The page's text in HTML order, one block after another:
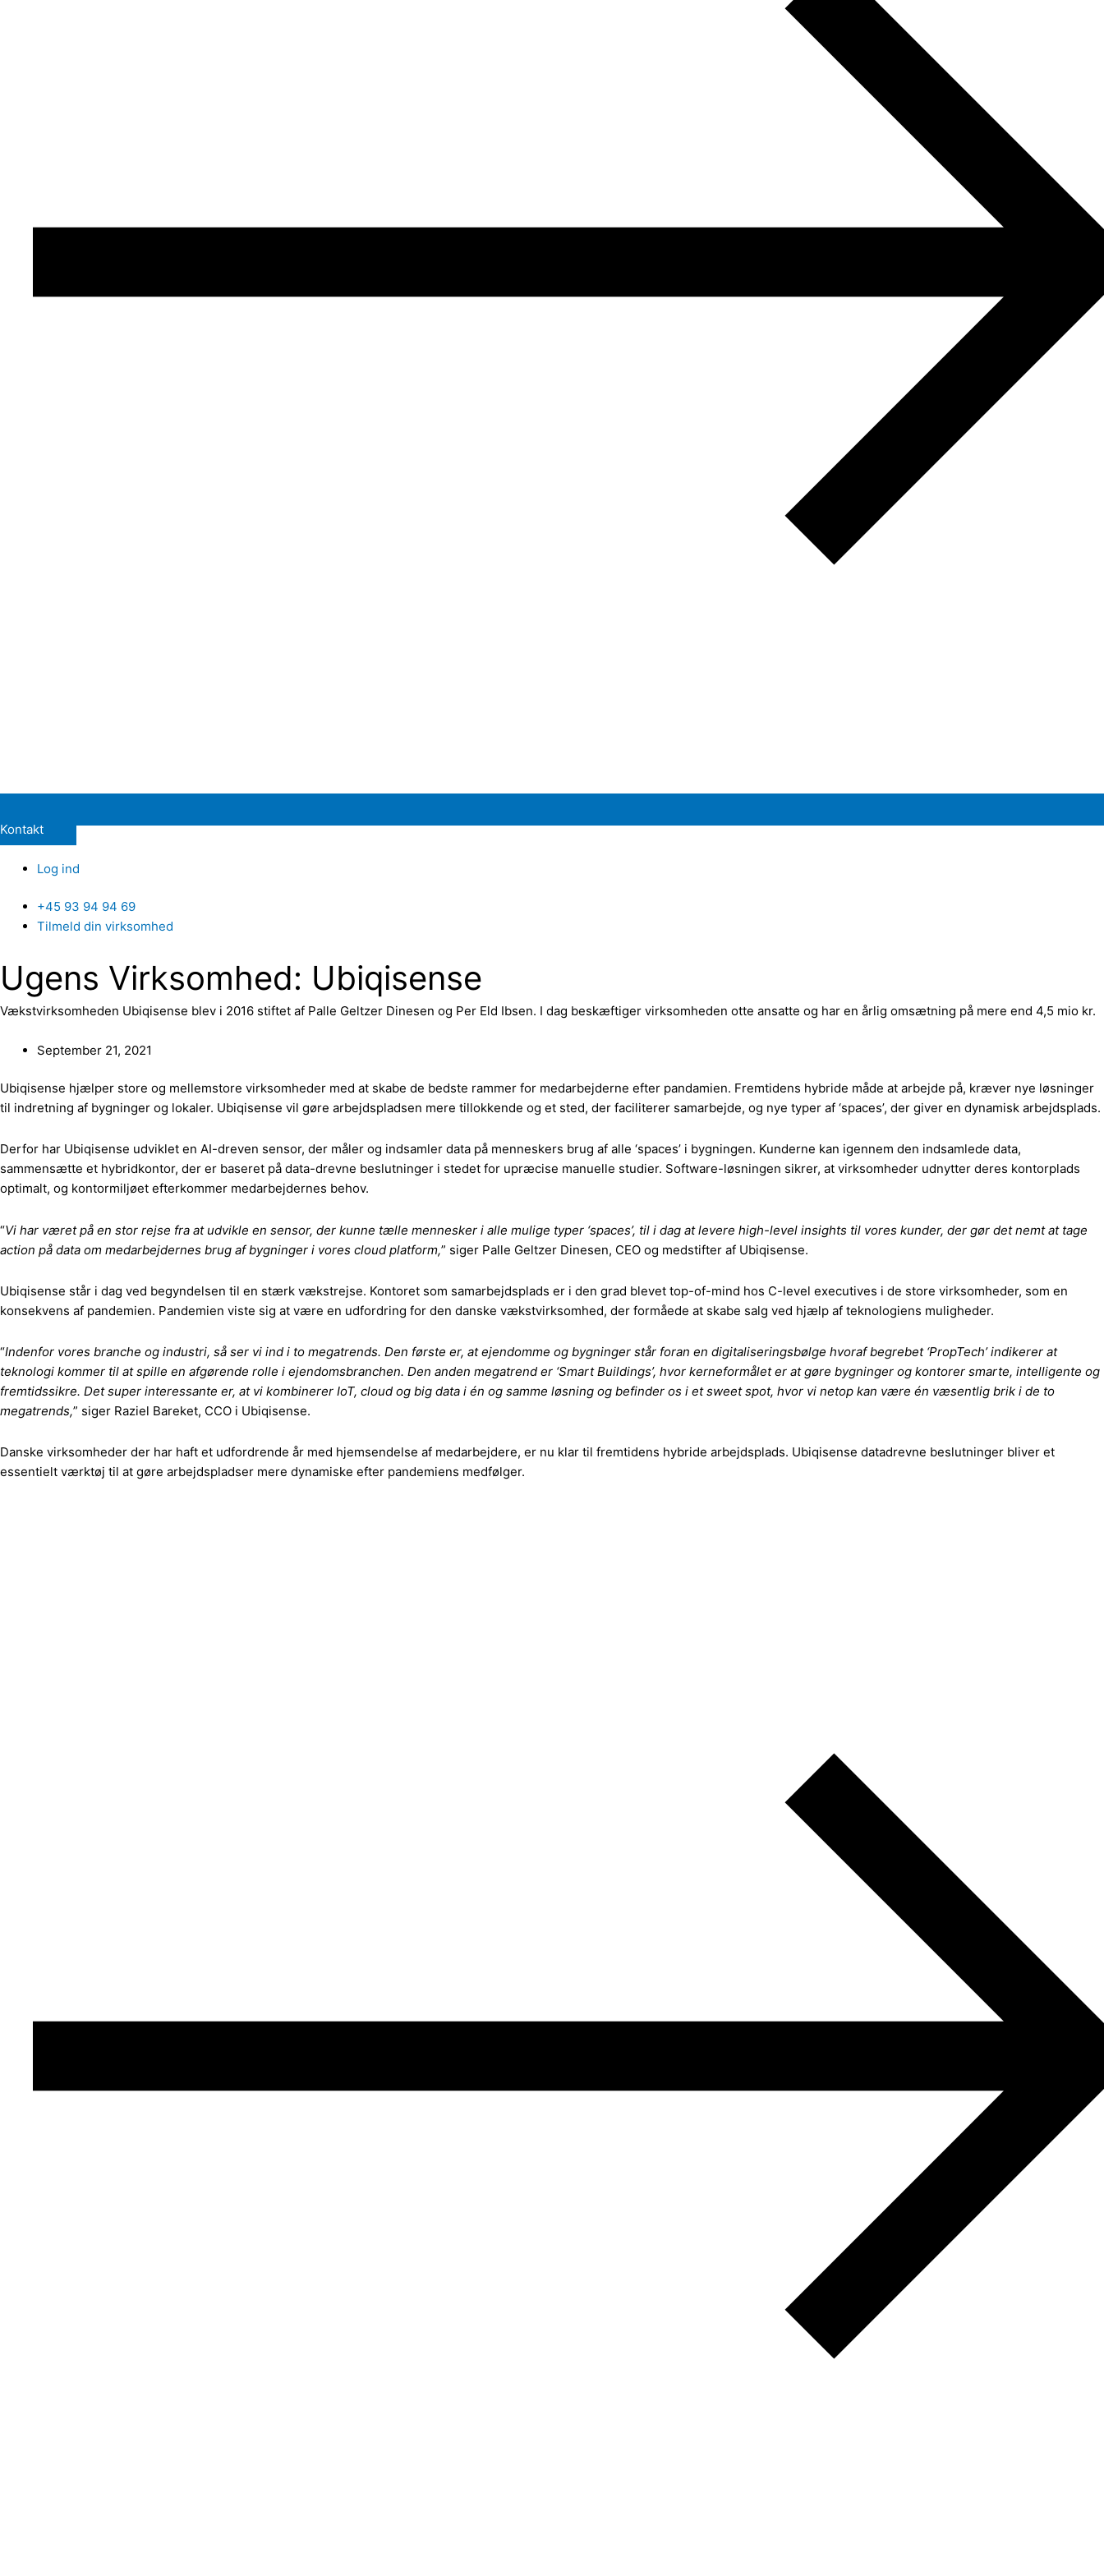
Kontakt
Log ind
+45 93 94 94 69
Tilmeld din virksomhed
Ugens Virksomhed: Ubiqisense
Vækstvirksomheden Ubiqisense blev i 2016 stiftet af Palle Geltzer Dinesen og Per Eld Ibsen. I dag beskæftiger virksomheden otte ansatte og har en årlig omsætning på mere end 4,5 mio kr.
September 21, 2021
Ubiqisense hjælper store og mellemstore virksomheder med at skabe de bedste rammer for medarbejderne efter pandamien. Fremtidens hybride måde at arbejde på, kræver nye løsninger
til indretning af bygninger og lokaler. Ubiqisense vil gøre arbejdspladsen mere tillokkende og et sted, der faciliterer samarbejde, og nye typer af ‘spaces’, der giver en dynamisk arbejdsplads.
Derfor har Ubiqisense udviklet en AI-dreven sensor, der måler og indsamler data på menneskers brug af alle ‘spaces’ i bygningen. Kunderne kan igennem den indsamlede data,
sammensætte et hybridkontor, der er baseret på data-drevne beslutninger i stedet for upræcise manuelle studier. Software-løsningen sikrer, at virksomheder udnytter deres kontorplads
optimalt, og kontormiljøet efterkommer medarbejdernes behov.
“Vi har været på en stor rejse fra at udvikle en sensor, der kunne tælle mennesker i alle mulige typer ‘spaces’, til i dag at levere high-level insights til vores kunder, der gør det nemt at tage
action på data om medarbejdernes brug af bygninger i vores cloud platform,” siger Palle Geltzer Dinesen, CEO og medstifter af Ubiqisense.
Ubiqisense står i dag ved begyndelsen til en stærk vækstrejse. Kontoret som samarbejdsplads er i den grad blevet top-of-mind hos C-level executives i de store virksomheder, som en
konsekvens af pandemien. Pandemien viste sig at være en udfordring for den danske vækstvirksomhed, der formåede at skabe salg ved hjælp af teknologiens muligheder.
“Indenfor vores branche og industri, så ser vi ind i to megatrends. Den første er, at ejendomme og bygninger står foran en digitaliseringsbølge hvoraf begrebet ‘PropTech’ indikerer at
teknologi kommer til at spille en afgørende rolle i ejendomsbranchen. Den anden megatrend er ‘Smart Buildings’, hvor kerneformålet er at gøre bygninger og kontorer smarte, intelligente og
fremtidssikre. Det super interessante er, at vi kombinerer IoT, cloud og big data i én og samme løsning og befinder os i et sweet spot, hvor vi netop kan være én væsentlig brik i de to
megatrends,” siger Raziel Bareket, CCO i Ubiqisense.
Danske virksomheder der har haft et udfordrende år med hjemsendelse af medarbejdere, er nu klar til fremtidens hybride arbejdsplads. Ubiqisense datadrevne beslutninger bliver et
essentielt værktøj til at gøre arbejdspladser mere dynamiske efter pandemiens medfølger.